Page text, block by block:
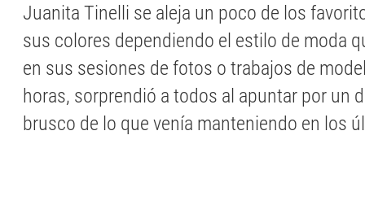
Juanita Tinelli se aleja un poco de los
sus colores dependiendo el estilo de moda
en sus sesiones de fotos o trabajos de
horas, sorprendió a todos al apuntar por un
brusco de lo que venía manteniendo en los